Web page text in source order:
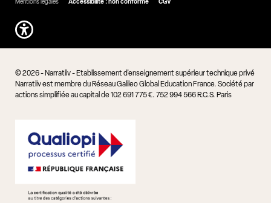
© 2026 - Narratiiv - Etablissement d'enseignement supérieur technique privé
Narratiiv est membre du Réseau Galileo Global Education France. Société par
actions simplifiée au capital de 102 691 775 €. 752 994 566 R.C.S. Paris